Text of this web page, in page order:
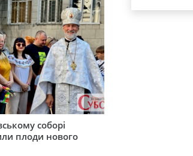
соборі
плоди нового